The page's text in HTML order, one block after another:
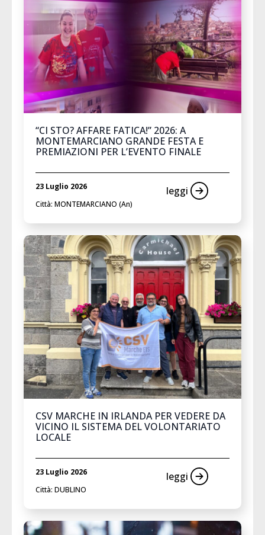
“CI STO? AFFARE FATICA!” 2026: A
MONTEMARCIANO GRANDE FESTA E
PREMIAZIONI PER L’EVENTO FINALE
23 Luglio 2026
Città: MONTEMARCIANO (An)
leggi
CSV MARCHE IN IRLANDA PER VEDERE DA
VICINO IL SISTEMA DEL VOLONTARIATO
LOCALE
23 Luglio 2026
Città: DUBLINO
leggi